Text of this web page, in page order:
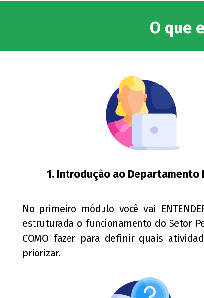
O que
1. Introdução ao Departamento
No primeiro módulo você vai
estruturada o funcionamento do Setor
COMO fazer para definir quais
priorizar.